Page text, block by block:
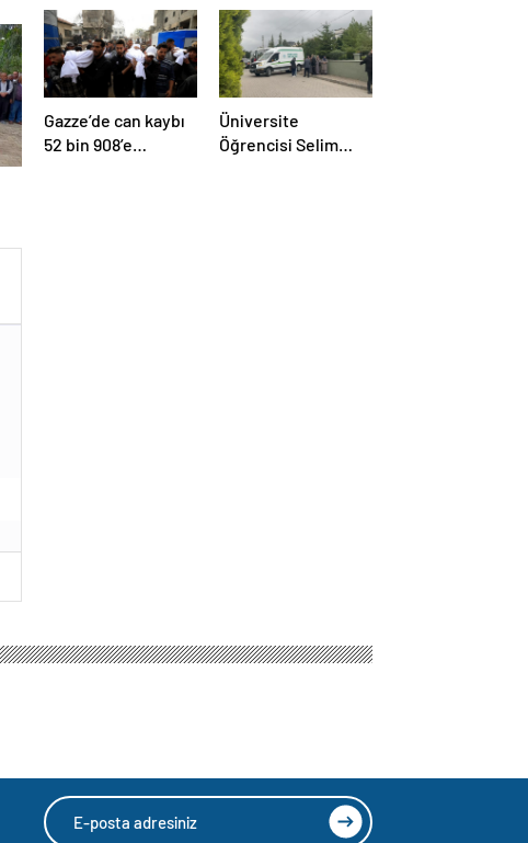
Gazze’de can kaybı
52 bin 908’e
Üniversite
Öğrencisi Selim